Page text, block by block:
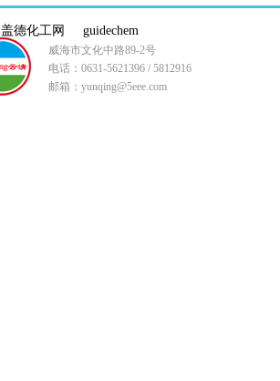
盖德化工网 guidechem
威海市文化中路89-2号
电话：0631-5621396 / 5812916
邮箱：yunqing@5eee.com